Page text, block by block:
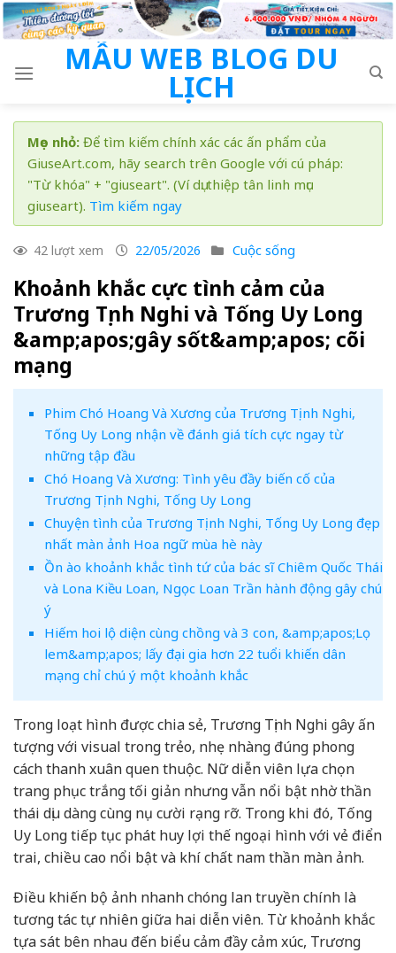
Skip
to
MẪU WEB BLOG DU
LỊCH
Mẹo nhỏ: Để tìm kiếm chính xác các ấn phẩm của
GiuseArt.com, hãy search trên Google với cú pháp:
"Từ khóa" + "giuseart". (Ví dụ: thiệp tân linh mục
giuseart). Tìm kiếm ngay
42 lượt xem 22/05/2026 Cuộc sống
Khoảnh khắc cực tình cảm của
Trương Tịnh Nghi và Tống Uy Long
&amp;apos;gây sốt&amp;apos; cõi
mạng
Phim Chó Hoang Và Xương của Trương Tịnh Nghi,
Tống Uy Long nhận về đánh giá tích cực ngay từ
những tập đầu
Chó Hoang Và Xương: Tình yêu đầy biến cố của
Trương Tịnh Nghi, Tống Uy Long
Chuyện tình của Trương Tịnh Nghi, Tống Uy Long đẹp
nhất màn ảnh Hoa ngữ mùa hè này
Ồn ào khoảnh khắc tình tứ của bác sĩ Chiêm Quốc Thái
và Lona Kiều Loan, Ngọc Loan Trần hành động gây chú
ý
Hiếm hoi lộ diện cùng chồng và 3 con, &amp;apos;Lọ
lem&amp;apos; lấy đại gia hơn 22 tuổi khiến dân
mạng chỉ chú ý một khoảnh khắc
Trong loạt hình được chia sẻ, Trương Tịnh Nghi gây ấn
tượng với visual trong trẻo, nhẹ nhàng đúng phong
cách thanh xuân quen thuộc. Nữ diễn viên lựa chọn
trang phục trắng tối giản nhưng vẫn nổi bật nhờ thần
thái dịu dàng cùng nụ cười rạng rỡ. Trong khi đó, Tống
Uy Long tiếp tục phát huy lợi thế ngoại hình với vẻ điển
trai, chiều cao nổi bật và khí chất nam thần màn ảnh.
Điều khiến bộ ảnh nhanh chóng lan truyền chính là
tương tác tự nhiên giữa hai diễn viên. Từ khoảnh khắc
tựa sát bên nhau đến biểu cảm đầy cảm xúc, Trương